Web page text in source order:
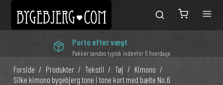
Porto efter vægt
Pakker sendes typisk indenfor 5 hverdage
Forside / Produkter / Tekstil / Tøj / Kimono /
Silke kimono bygebjerg tone i tone kort med bælte No.6